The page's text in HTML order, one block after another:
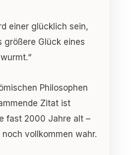
einer glücklich sein,
größere Glück eines
Philosophen
Zitat ist
fast 2000 Jahre alt –
noch vollkommen wahr.